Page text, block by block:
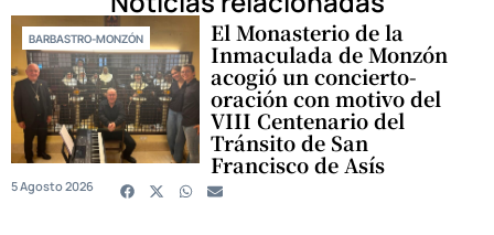
BARBASTRO-MONZÓN El Monasterio de la
Inmaculada de Monzón
acogió un concierto-
oración con motivo del
VIII Centenario del
Tránsito de San
Francisco de Asís
5 Agosto 2026